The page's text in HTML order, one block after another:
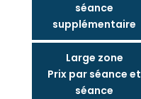
séance
supplémentaire
Large zone
Prix par séance et
séance